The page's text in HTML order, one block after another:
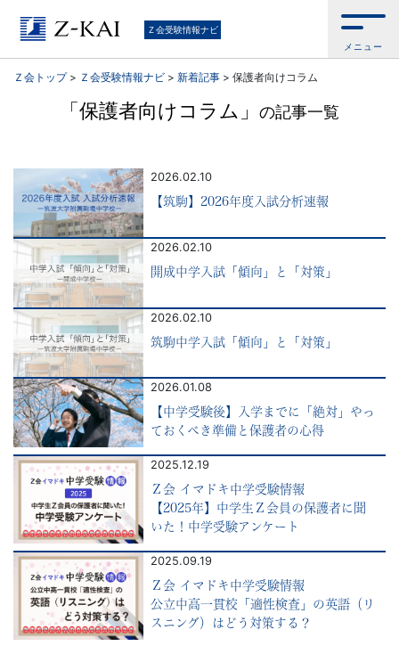
中
学
高
校
受
験・
大
学
受
に
強
い
Ｚ会受験情報ナビ
メニュー
Ｚ会トップ> Ｚ会受験情報ナビ > 新着記事 > 保護者向けコラム
「保護者向けコラム」 の記事一覧
2026.02.10
【筑駒】2026年度入試分析速報
2026.02.10
開成中学入試「傾向」と「対策」
2026.02.10
筑駒中学入試「傾向」と「対策」
2026.01.08
【中学受験後】入学までに「絶対」やっ
ておくべき準備と保護者の心得
2025.12.19
Ｚ会 イマドキ中学受験情報
【2025年】中学生Ｚ会員の保護者に聞
いた！中学受験アンケート
2025.09.19
Ｚ会 イマドキ中学受験情報
公立中高一貫校「適性検査」の英語（リ
スニング）はどう対策する？